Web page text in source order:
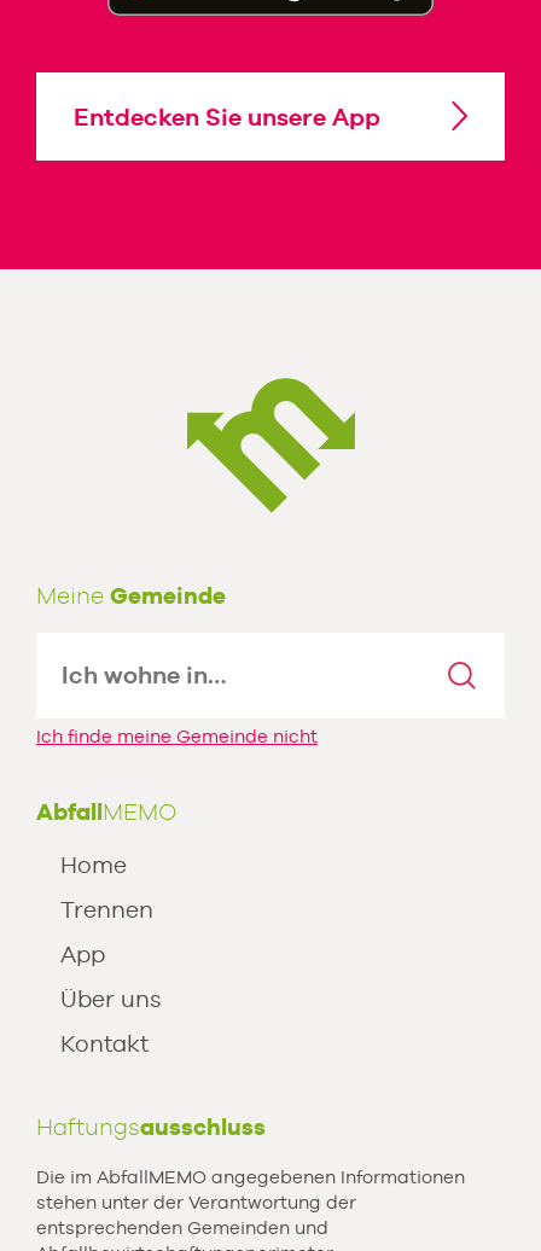
Entdecken Sie unsere App
Meine Gemeinde
Ich finde meine Gemeinde nicht
AbfallMEMO
Home
Trennen
App
Über uns
Kontakt
Haftungsausschluss
Die im AbfallMEMO angegebenen Informationen
stehen unter der Verantwortung der
entsprechenden Gemeinden und